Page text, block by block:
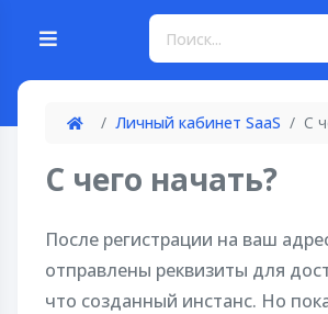
Личный кабинет SaaS С
С чего начать?
После регистрации на ваш
отправлены реквизиты для
что созданный инстанс. Но